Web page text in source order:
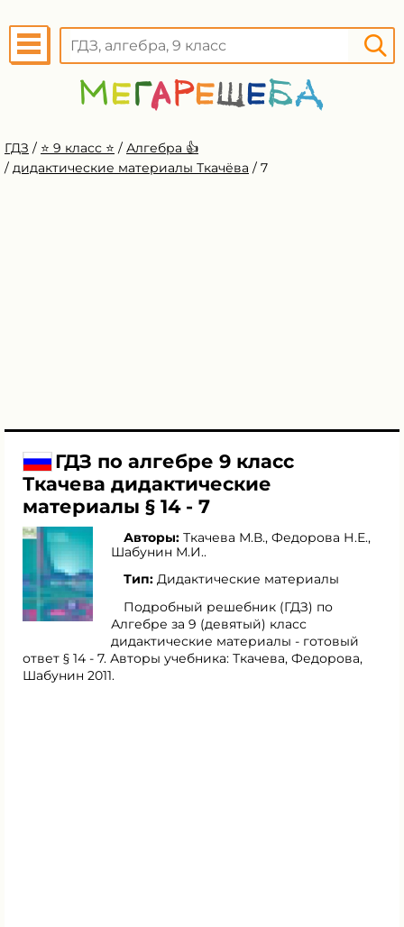
ГДЗ / ⭐️ 9 класс ⭐️ / Алгебра 👍
/ дидактические материалы Ткачёва / 7
ГДЗ по алгебре 9 класс
Ткачева дидактические
материалы § 14 - 7
Авторы: Ткачева М.В., Федорова Н.Е.,
Шабунин М.И..
Тип: Дидактические материалы
Подробный решебник (ГДЗ) по
Алгебре за 9 (девятый) класс
дидактические материалы - готовый
ответ § 14 - 7. Авторы учебника: Ткачева, Федорова,
Шабунин 2011.